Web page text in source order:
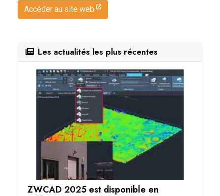
Accéder au site web
Les actualités les plus récentes
ZWCAD 2025 est disponible en